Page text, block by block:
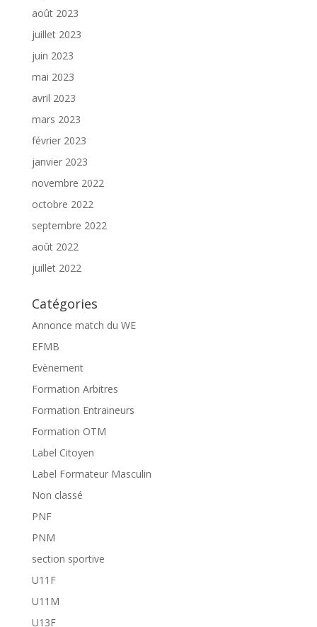
août 2023
juillet 2023
juin 2023
mai 2023
avril 2023
mars 2023
février 2023
janvier 2023
novembre 2022
octobre 2022
septembre 2022
août 2022
juillet 2022
Catégories
Annonce match du WE
EFMB
Evènement
Formation Arbitres
Formation Entraineurs
Formation OTM
Label Citoyen
Label Formateur Masculin
Non classé
PNF
PNM
section sportive
U11F
U11M
U13F